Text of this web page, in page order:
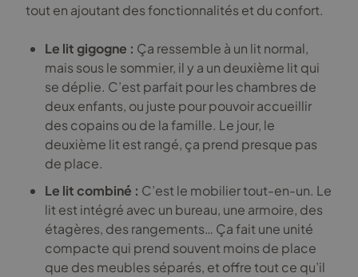
tout en ajoutant des fonctionnalités et du confort.
Le lit gigogne : Ça ressemble à un lit normal,
mais sous le sommier, il y a un deuxième lit qui
se déplie. C’est parfait pour les chambres de
deux enfants, ou juste pour pouvoir accueillir
des copains ou de la famille. Le jour, le
deuxième lit est rangé, ça prend presque pas
de place.
Le lit combiné : C’est le mobilier tout-en-un. Le
lit est intégré avec un bureau, une armoire, des
étagères, des rangements… Ça fait une unité
compacte qui prend souvent moins de place
que des meubles séparés, et offre tout ce qu’il